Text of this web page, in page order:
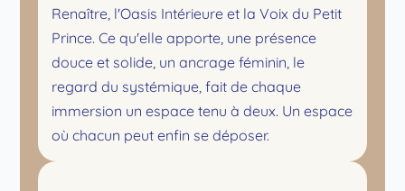
Renaître, l'Oasis Intérieure et la Voix du Petit
Prince. Ce qu'elle apporte, une présence
douce et solide, un ancrage féminin, le
regard du systémique, fait de chaque
immersion un espace tenu à deux. Un espace
où chacun peut enfin se déposer.